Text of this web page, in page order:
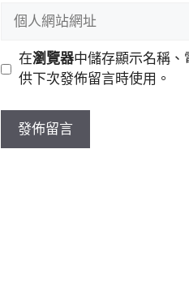
址
站
址
在瀏覽器中儲存顯示名稱、
供下次發佈留言時使用。